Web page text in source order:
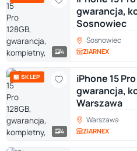
4
gwarancja,
Sosnowiec
Sosnowiec
ZIARNEX
🏪 SKLEP
4
iPhone 15
gwarancja,
Warszawa
Warszawa
ZIARNEX